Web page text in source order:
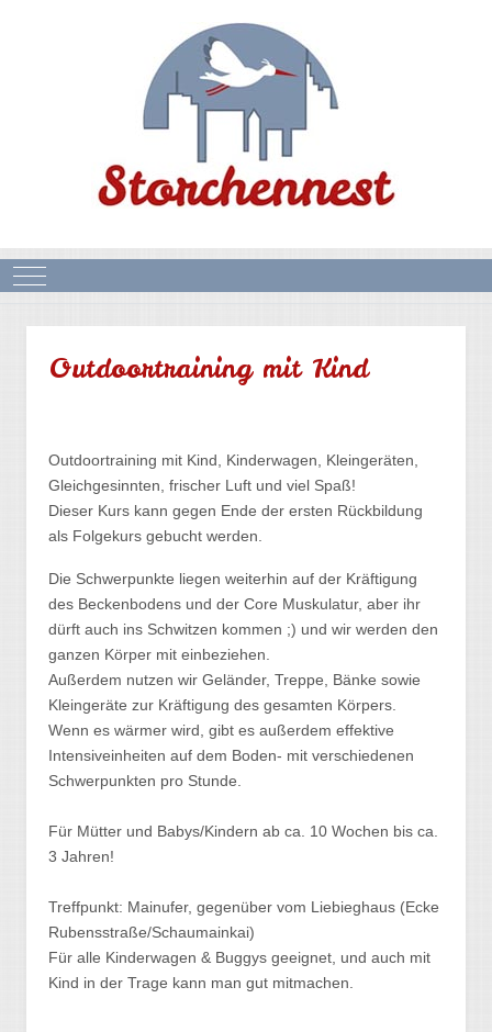
Mobile Menu Toggle
Outdoortraining mit Kind
Outdoortraining mit Kind, Kinderwagen, Kleingeräten,
Gleichgesinnten, frischer Luft und viel Spaß!
Dieser Kurs kann gegen Ende der ersten Rückbildung
als Folgekurs gebucht werden.
Die Schwerpunkte liegen weiterhin auf der Kräftigung
des Beckenbodens und der Core Muskulatur, aber ihr
dürft auch ins Schwitzen kommen ;) und wir werden den
ganzen Körper mit einbeziehen.
Außerdem nutzen wir Geländer, Treppe, Bänke sowie
Kleingeräte zur Kräftigung des gesamten Körpers.
Wenn es wärmer wird, gibt es außerdem effektive
Intensiveinheiten auf dem Boden- mit verschiedenen
Schwerpunkten pro Stunde.
Für Mütter und Babys/Kindern ab ca. 10 Wochen bis ca.
3 Jahren!
Treffpunkt: Mainufer, gegenüber vom Liebieghaus (Ecke
Rubensstraße/Schaumainkai)
Für alle Kinderwagen & Buggys geeignet, und auch mit
Kind in der Trage kann man gut mitmachen.